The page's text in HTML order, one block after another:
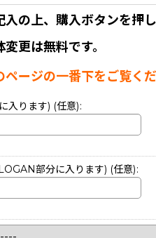
の上、購入ボタンを押し
更は無料です。
ージの一番下をご覧くだ
入ります) (任意):
部分に入ります) (任意):